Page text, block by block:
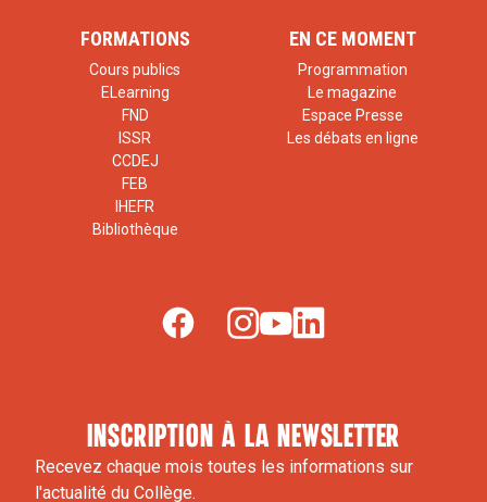
FORMATIONS
Cours publics
ELearning
FND
ISSR
CCDEJ
FEB
IHEFR
Bibliothèque
EN CE MOMENT
Programmation
Le magazine
Espace Presse
Les débats en ligne
inscription à la newsletter
Recevez chaque mois toutes les informations sur
l'actualité du Collège.